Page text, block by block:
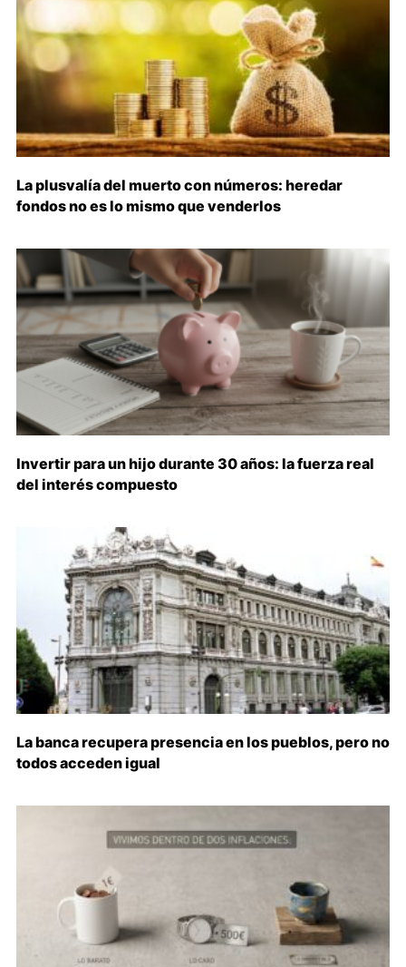
La plusvalía del muerto con números: heredar
fondos no es lo mismo que venderlos
Invertir para un hijo durante 30 años: la fuerza real
del interés compuesto
La banca recupera presencia en los pueblos, pero no
todos acceden igual